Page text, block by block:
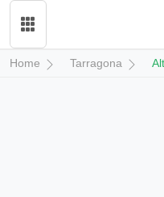
Home Tarragona